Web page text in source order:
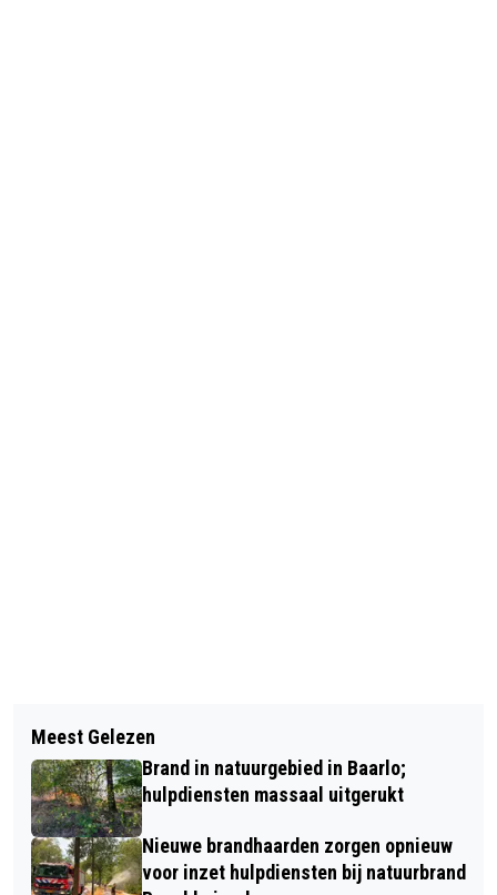
DE PRAKTISCHE KANT VAN EEN FIJNE
THUISWERKPLEK
ONGEVAL MET MOTORFIETS OP
TERREIN VRACHTWAGENBEDRIJF IN
VENLO
Meest Gelezen
Brand in natuurgebied in Baarlo;
hulpdiensten massaal uitgerukt
Nieuwe brandhaarden zorgen opnieuw
voor inzet hulpdiensten bij natuurbrand